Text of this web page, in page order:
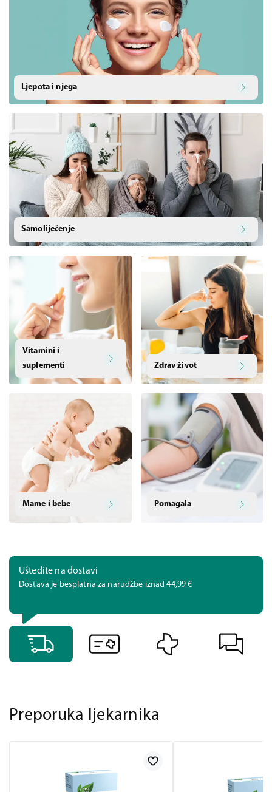
Ljepota i njega
Samoliječenje
Vitamini i
suplementi
Zdrav život
Mame i bebe Pomagala
Uštedite na dostavi
Dostava je besplatna za narudžbe iznad 44,99 €
Preporuka ljekarnika